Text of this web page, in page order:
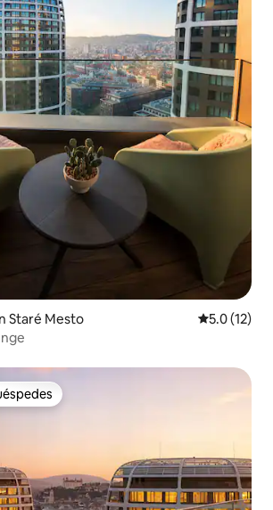
Staré Mesto Calificación
5.0 (12)